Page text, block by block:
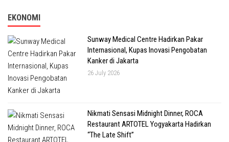
EKONOMI
Sunway Medical Centre Hadirkan Pakar
Internasional, Kupas Inovasi Pengobatan
Kanker di Jakarta
26 July 2026
Nikmati Sensasi Midnight Dinner, ROCA
Restaurant ARTOTEL Yogyakarta Hadirkan
“The Late Shift”